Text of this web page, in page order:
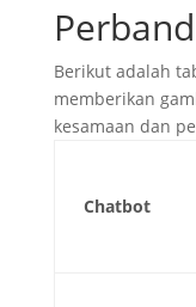
Berikut adalah
memberikan
kesamaan dan
Chatbot